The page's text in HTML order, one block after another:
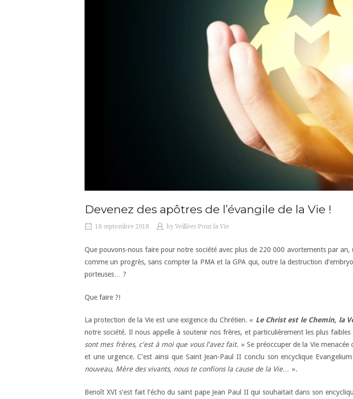
Devenez des apôtres de l’évangile de la Vie !
18 septembre 2018 by Veillées Pour la Vie
Que pouvons-nous faire pour notre société avec plus de 220 000 avortements par
comme un progrès, sans compter la PMA et la GPA qui, outre la destruction
porteuses… ?
Que faire ?!
La protection de la Vie est une exigence du Chrétien. « Le Christ est le Chemin, la
notre société. Il nous appelle à soutenir nos frères, et particulièrement les plus faibles
sont mes frères, c’est à moi que vous l’avez fait. » Se préoccuper de la Vie
et une urgence. C’est ainsi que Saint Jean-Paul II conclu son encyclique
nouveau, Mère des vivants, nous te confions la cause de la Vie… ».
Benoît XVI s’est fait l’écho du saint pape Jean Paul II qui souhaitait dans son